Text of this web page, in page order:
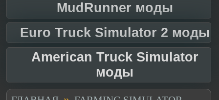
MudRunner моды
Euro Truck Simulator 2 моды
American Truck Simulator
моды